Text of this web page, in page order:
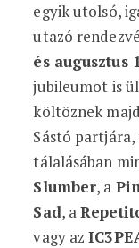
egyik utolsó,
utazó
és augusztus
jubileumot is
költöznek
Sástó
tálalásában
Slumber, a
Sad, a
vagy az